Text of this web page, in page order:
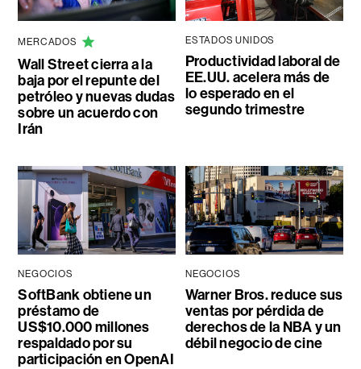
MERCADOS
Wall Street cierra a la
baja por el repunte del
petróleo y nuevas dudas
sobre un acuerdo con
Irán
ESTADOS UNIDOS
Productividad laboral de
EE.UU. acelera más de
lo esperado en el
segundo trimestre
NEGOCIOS
SoftBank obtiene un
préstamo de
US$10.000 millones
respaldado por su
participación en OpenAI
NEGOCIOS
Warner Bros. reduce sus
ventas por pérdida de
derechos de la NBA y un
débil negocio de cine